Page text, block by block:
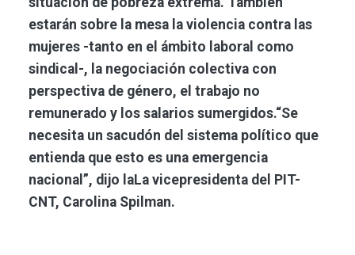
estarán sobre la mesa la violencia contra las
mujeres -tanto en el ámbito laboral como
sindical-, la negociación colectiva con
perspectiva de género, el trabajo no
remunerado y los salarios sumergidos.“Se
necesita un sacudón del sistema político que
entienda que esto es una emergencia
nacional”, dijo laLa vicepresidenta del PIT-
CNT, Carolina Spilman.